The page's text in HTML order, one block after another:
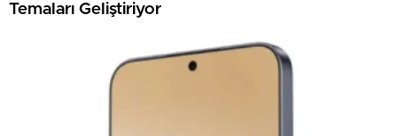
Temaları Geliştiriyor